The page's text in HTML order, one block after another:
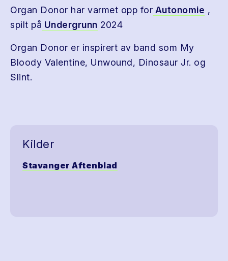
Organ Donor har varmet opp for Autonomie ,
spilt på Undergrunn 2024
Organ Donor er inspirert av band som My
Bloody Valentine, Unwound, Dinosaur Jr. og
Slint.
Kilder
Stavanger Aftenblad